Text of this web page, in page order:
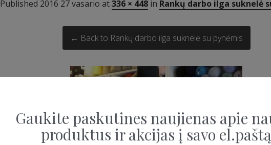
Published 2016 27 vasario at336 × 448 in Rankų darbo ilga suknelė
← Back to Rankų darbo ilga suknelė su pynėmis
Gaukite paskutines naujienas apie
produktus ir akcijas į savo el.paštą